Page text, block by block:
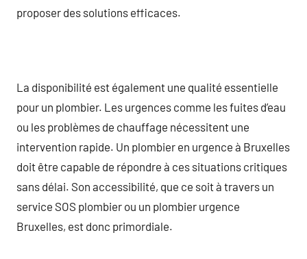
proposer des solutions efficaces.
La disponibilité est également une qualité essentielle
pour un plombier. Les urgences comme les fuites d’eau
ou les problèmes de chauffage nécessitent une
intervention rapide. Un plombier en urgence à Bruxelles
doit être capable de répondre à ces situations critiques
sans délai. Son accessibilité, que ce soit à travers un
service SOS plombier ou un plombier urgence
Bruxelles, est donc primordiale.